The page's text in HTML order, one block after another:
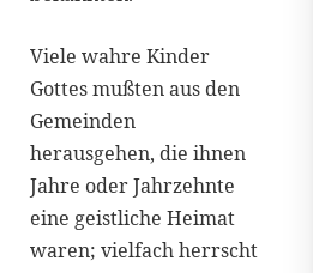
Viele wahre Kinder
Gottes mußten aus den
Gemeinden
herausgehen, die ihnen
Jahre oder Jahrzehnte
eine geistliche Heimat
waren; vielfach herrscht